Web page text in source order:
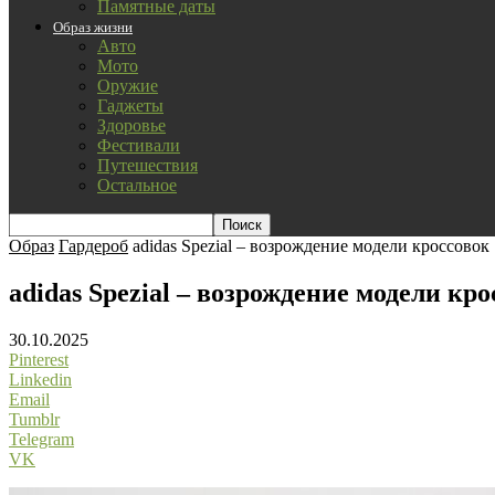
Памятные даты
Образ жизни
Авто
Мото
Оружие
Гаджеты
Здоровье
Фестивали
Путешествия
Остальное
Образ Гардероб adidas Spezial – возрождение модели кроссовок
adidas Spezial – возрождение модели
30.10.2025
Pinterest
Linkedin
Email
Tumblr
Telegram
VK